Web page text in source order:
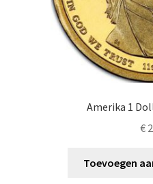
Amerika 1
€
Toevoegen